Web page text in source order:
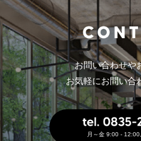
お問い合わせや
お気軽にお問い合
月～金 9:00 -